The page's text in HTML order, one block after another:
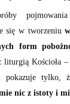
się w tworzeniu
form
liturgią Kościoła
pokazuje tylko,
nic z istoty i